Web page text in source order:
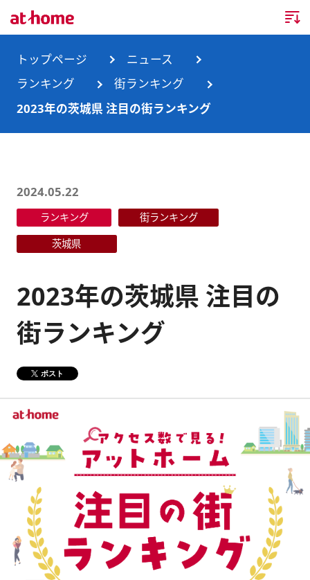
トップページ
企業情報
事業所・グループ会社
サステナビリティ
健康経営
ランキング
メディア掲載情報
不動産業務支援サービス
障がい者採用情報
トップページ
ニュース
ランキング
街ランキング
2023年の茨城県 注目の街ランキング
2024.05.22
ランキング
街ランキング
茨城県
2023年の茨城県 注目の
街ランキング
ポスト